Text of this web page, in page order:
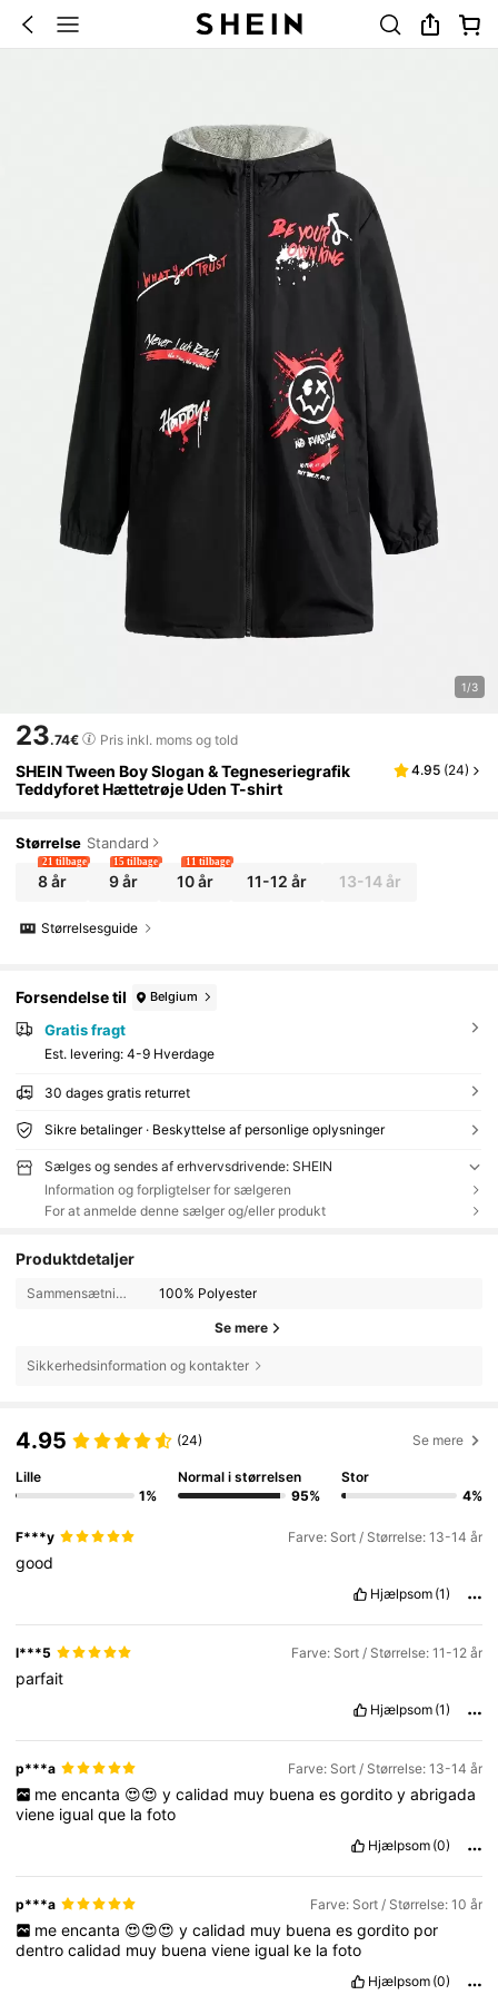
1/3
23.74€ Pris inkl. moms og told
SHEIN Tween Boy Slogan & Tegneseriegrafik
Teddyforet Hættetrøje Uden T-shirt
4.95 (24)
Størrelse Standard
8 år
21 tilbage
9 år
15 tilbage
10 år
11 tilbage
11-12 år 13-14 år
Størrelsesguide
Forsendelse til Belgium
Gratis fragt
Est. levering: 4-9 Hverdage
30 dages gratis returret
Sikre betalinger · Beskyttelse af personlige oplysninger
Sælges og sendes af erhvervsdrivende: SHEIN
Information og forpligtelser for sælgeren
For at anmelde denne sælger og/eller produkt
Produktdetaljer
Sammensætning: 100% Polyester
Se mere
Sikkerhedsinformation og kontakter
4.95 (24) Se mere
Lille
1%
Normal i størrelsen
95%
Stor
4%
F***y Farve: Sort / Størrelse: 13-14 år
good
Hjælpsom (1)
l***5 Farve: Sort / Størrelse: 11-12 år
parfait
Hjælpsom (1)
p***a Farve: Sort / Størrelse: 13-14 år
me encanta 😍😍 y calidad muy buena es gordito y abrigada
viene igualque lafoto
Hjælpsom (0)
p***a Farve: Sort / Størrelse: 10 år
me encanta 😍😍😍 y calidad muy buena es gordito por
dentrocalidad muy buenaviene igual ke lafoto
Hjælpsom (0)